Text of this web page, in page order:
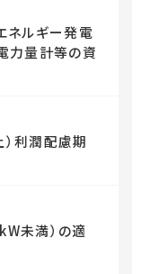
ネルギー発電
力量計等の資
利潤配慮期
未満）の適